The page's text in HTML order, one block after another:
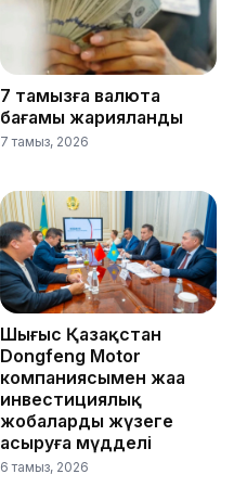
7 тамызға валюта
бағамы жарияланды
7 тамыз, 2026
Шығыс Қазақстан
Dongfeng Motor
компаниясымен жаңа
инвестициялық
жобаларды жүзеге
асыруға мүдделі
6 тамыз, 2026